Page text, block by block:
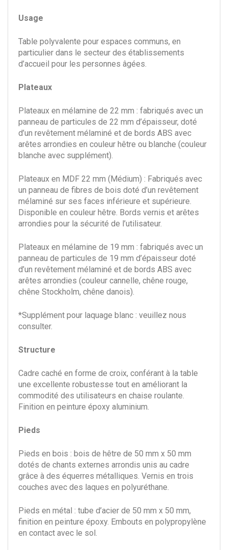
Usage
Table polyvalente pour espaces communs, en
particulier dans le secteur des établissements
d’accueil pour les personnes âgées.
Plateaux
Plateaux en mélamine de 22 mm : fabriqués avec un
panneau de particules de 22 mm d’épaisseur, doté
d’un revêtement mélaminé et de bords ABS avec
arêtes arrondies en couleur hêtre ou blanche (couleur
blanche avec supplément).
Plateaux en MDF 22 mm (Médium) : Fabriqués avec
un panneau de fibres de bois doté d’un revêtement
mélaminé sur ses faces inférieure et supérieure.
Disponible en couleur hêtre. Bords vernis et arêtes
arrondies pour la sécurité de l’utilisateur.
Plateaux en mélamine de 19 mm : fabriqués avec un
panneau de particules de 19 mm d’épaisseur doté
d’un revêtement mélaminé et de bords ABS avec
arêtes arrondies (couleur cannelle, chêne rouge,
chêne Stockholm, chêne danois).
*Supplément pour laquage blanc : veuillez nous
consulter.
Structure
Cadre caché en forme de croix, conférant à la table
une excellente robustesse tout en améliorant la
commodité des utilisateurs en chaise roulante.
Finition en peinture époxy aluminium.
Pieds
Pieds en bois : bois de hêtre de 50 mm x 50 mm
dotés de chants externes arrondis unis au cadre
grâce à des équerres métalliques. Vernis en trois
couches avec des laques en polyuréthane.
Pieds en métal : tube d’acier de 50 mm x 50 mm,
finition en peinture époxy. Embouts en polypropylène
en contact avec le sol.